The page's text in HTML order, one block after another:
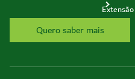
Quero saber mais
Extensão